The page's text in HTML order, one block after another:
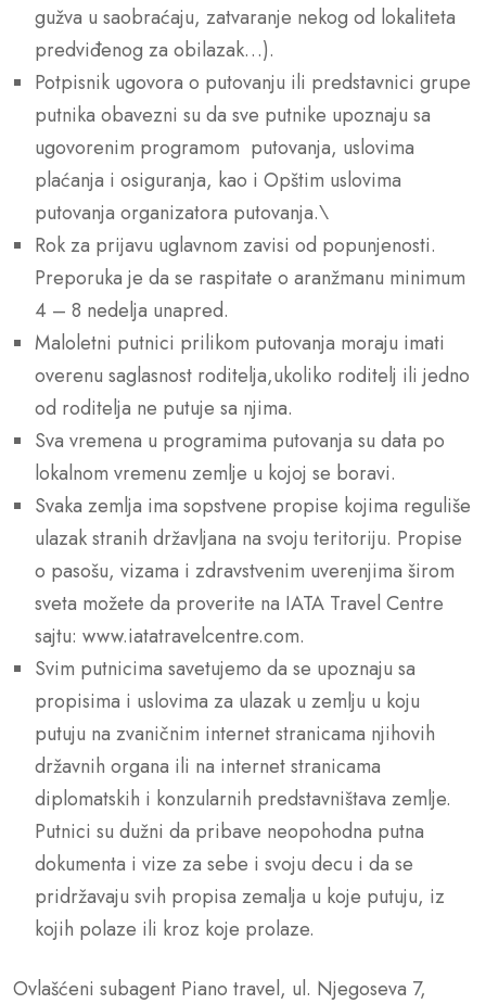
gužva u saobraćaju, zatvaranje nekog od lokaliteta
predviđenog za obilazak…).
Potpisnik ugovora o putovanju ili predstavnici grupe
putnika obavezni su da sve putnike upoznaju sa
ugovorenim programom putovanja, uslovima
plaćanja i osiguranja, kao i Opštim uslovima
putovanja organizatora putovanja.\
Rok za prijavu uglavnom zavisi od popunjenosti.
Preporuka je da se raspitate o aranžmanu minimum
4 – 8 nedelja unapred.
Maloletni putnici prilikom putovanja moraju imati
overenu saglasnost roditelja,ukoliko roditelj ili jedno
od roditelja ne putuje sa njima.
Sva vremena u programima putovanja su data po
lokalnom vremenu zemlje u kojoj se boravi.
Svaka zemlja ima sopstvene propise kojima reguliše
ulazak stranih državljana na svoju teritoriju. Propise
o pasošu, vizama i zdravstvenim uverenjima širom
sveta možete da proverite na IATA Travel Centre
sajtu: www.iatatravelcentre.com.
Svim putnicima savetujemo da se upoznaju sa
propisima i uslovima za ulazak u zemlju u koju
putuju na zvaničnim internet stranicama njihovih
državnih organa ili na internet stranicama
diplomatskih i konzularnih predstavništava zemlje.
Putnici su dužni da pribave neopohodna putna
dokumenta i vize za sebe i svoju decu i da se
pridržavaju svih propisa zemalja u koje putuju, iz
kojih polaze ili kroz koje prolaze.
Ovlašćeni subagent Piano travel, ul. Njegoseva 7,